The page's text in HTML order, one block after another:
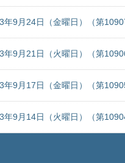
9月24日（金曜日）（第
9月21日（火曜日）（第
9月17日（金曜日）（第
9月14日（火曜日）（第